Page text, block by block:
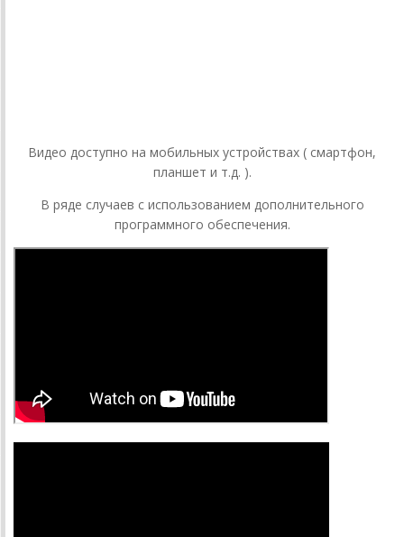
Видео доступно на мобильных устройствах ( смартфон,
планшет и т.д. ).
В ряде случаев с использованием дополнительного
программного обеспечения.